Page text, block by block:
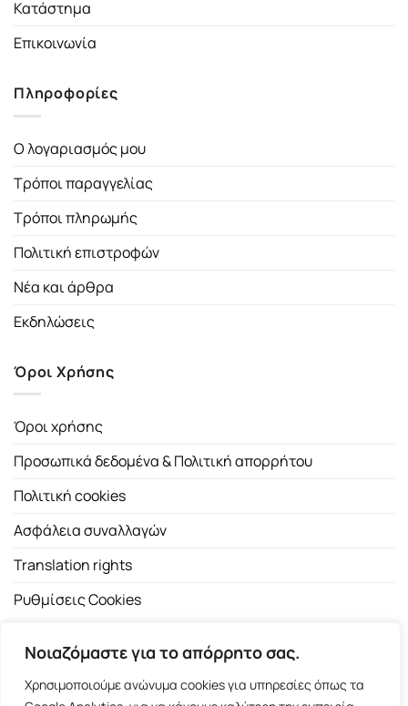
Νοιαζόμαστε για το απόρρητο σας.
Χρησιμοποιούμε ανώνυμα cookies για υπηρεσίες όπως τα
Κατάστημα
Επικοινωνία
Πληροφορίες
Ο λογαριασμός μου
Τρόποι παραγγελίας
Τρόποι πληρωμής
Πολιτική επιστροφών
Νέα και άρθρα
Εκδηλώσεις
Όροι Χρήσης
Όροι χρήσης
Προσωπικά δεδομένα & Πολιτική απορρήτου
Πολιτική cookies
Ασφάλεια συναλλαγών
Translation rights
Ρυθμίσεις Cookies